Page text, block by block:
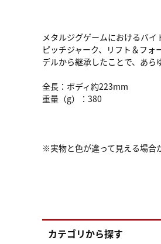
メタルジグゲームにおけるバ
ピッチジャーク、リフト＆フ
デルから継承したことで、あら
全長：ボディ約223mm
重量（g）：380
※実物と色が違って見える場合
カテゴリから探す